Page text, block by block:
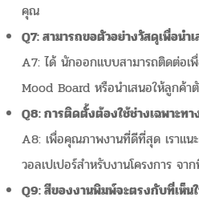
คุณ
Q7: สามารถขอตัวอย่างวัสดุเพื่อนำ
A7: ได้ นักออกแบบสามารถติดต่อเ
Mood Board หรือนำเสนอให้ลูกค้า
Q8: การติดตั้งต้องใช้ช่างเฉพาะทา
A8: เพื่อคุณภาพงานที่ดีที่สุด เราแน
วอลเปเปอร์สำหรับงานโครงการ จา
Q9: สีของงานพิมพ์จะตรงกับที่เห็น